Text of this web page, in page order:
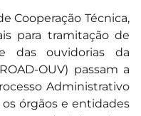
Cooperação Técnica,
para tramitação de
das ouvidorias da
OUV) passam a
Administrativo
os órgãos e entidades